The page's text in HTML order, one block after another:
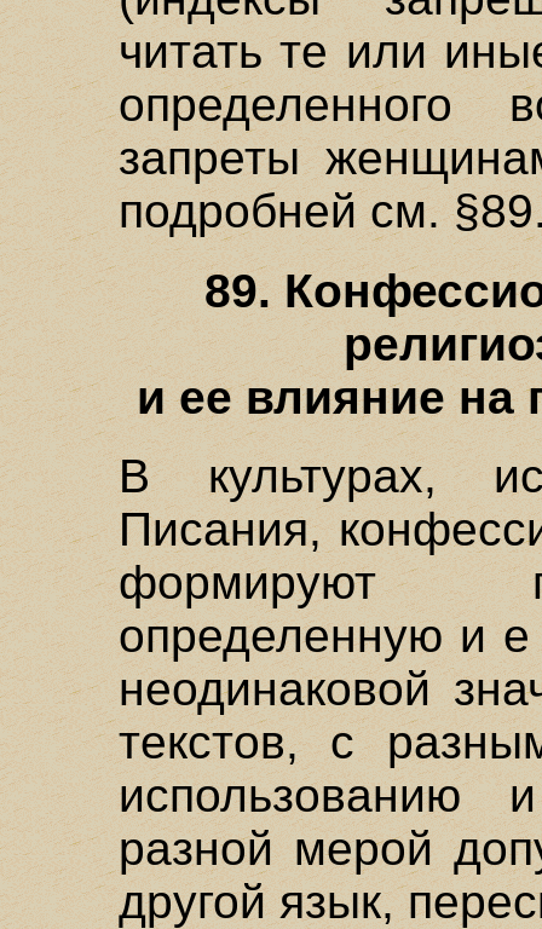
читать те или
определенного
запреты
подробней см.
89.
и ее влияние на
В культурах,
Писания,
формируют
определенную и
неодинаковой
текстов, с
использованию
разной мерой
другой язык,